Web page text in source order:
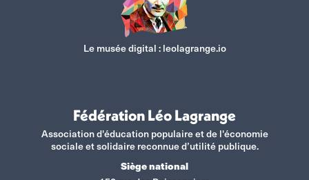
Le musée digital :leolagrange.io
Fédération Léo Lagrange
Association d'éducation populaire et de l'économie
sociale et solidaire reconnue d’utilité publique.
Siège national